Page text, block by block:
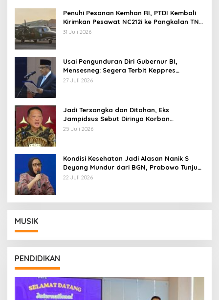
Penuhi Pesanan Kemhan RI, PTDI Kembali
Kirimkan Pesawat NC212i ke Pangkalan TNI
AU
31 Juli 2026
Usai Pengunduran Diri Gubernur BI,
Mensesneg: Segera Terbit Keppres
Pemberhentian dengan Hormat
27 Juli 2026
Jadi Tersangka dan Ditahan, Eks
Jampidsus Sebut Dirinya Korban
Kriminalisasi
25 Juli 2026
Kondisi Kesehatan Jadi Alasan Nanik S
Deyang Mundur dari BGN, Prabowo Tunjuk
Wamentan Sudaryono
22 Juli 2026
MUSIK
PENDIDIKAN